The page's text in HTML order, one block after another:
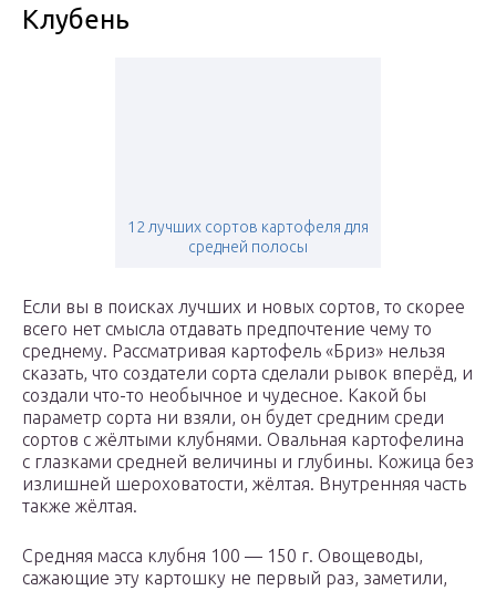
Клубень
12 лучших сортов картофеля для
средней полосы
Если вы в поисках лучших и новых сортов, то скорее
всего нет смысла отдавать предпочтение чему то
среднему. Рассматривая картофель «Бриз» нельзя
сказать, что создатели сорта сделали рывок вперёд, и
создали что-то необычное и чудесное. Какой бы
параметр сорта ни взяли, он будет средним среди
сортов с жёлтыми клубнями. Овальная картофелина
с глазками средней величины и глубины. Кожица без
излишней шероховатости, жёлтая. Внутренняя часть
также жёлтая.
Средняя масса клубня 100 — 150 г. Овощеводы,
сажающие эту картошку не первый раз, заметили,